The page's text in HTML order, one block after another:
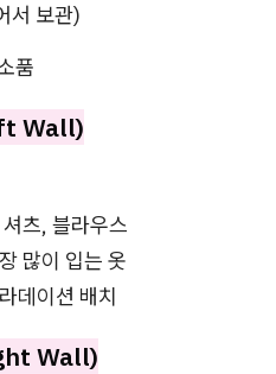
서 보관)
품
Wall)
츠, 블라우스
많이 입는 옷
데이션 배치
Wall)